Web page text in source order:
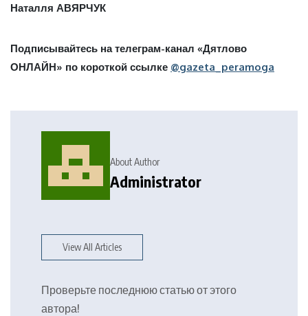
Наталля АВЯРЧУК
Подписывайтесь на телеграм-канал «Дятлово
ОНЛАЙН» по короткой ссылке @gazeta_peramoga
About Author
Administrator
View All Articles
Проверьте последнюю статью от этого
автора!